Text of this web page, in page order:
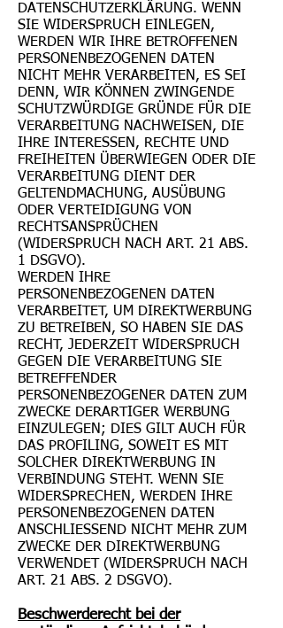
DATENSCHUTZERKLÄRUNG. WENN
SIE WIDERSPRUCH EINLEGEN,
WERDEN WIR IHRE BETROFFENEN
PERSONENBEZOGENEN DATEN
NICHT MEHR VERARBEITEN, ES SEI
DENN, WIR KÖNNEN ZWINGENDE
SCHUTZWÜRDIGE GRÜNDE FÜR DIE
VERARBEITUNG NACHWEISEN, DIE
IHRE INTERESSEN, RECHTE UND
FREIHEITEN ÜBERWIEGEN ODER DIE
VERARBEITUNG DIENT DER
GELTENDMACHUNG, AUSÜBUNG
ODER VERTEIDIGUNG VON
RECHTSANSPRÜCHEN
(WIDERSPRUCH NACH ART. 21 ABS.
1 DSGVO).
WERDEN IHRE
PERSONENBEZOGENEN DATEN
VERARBEITET, UM DIREKTWERBUNG
ZU BETREIBEN, SO HABEN SIE DAS
RECHT, JEDERZEIT WIDERSPRUCH
GEGEN DIE VERARBEITUNG SIE
BETREFFENDER
PERSONENBEZOGENER DATEN ZUM
ZWECKE DERARTIGER WERBUNG
EINZULEGEN; DIES GILT AUCH FÜR
DAS PROFILING, SOWEIT ES MIT
SOLCHER DIREKTWERBUNG IN
VERBINDUNG STEHT. WENN SIE
WIDERSPRECHEN, WERDEN IHRE
PERSONENBEZOGENEN DATEN
ANSCHLIESSEND NICHT MEHR ZUM
ZWECKE DER DIREKTWERBUNG
VERWENDET (WIDERSPRUCH NACH
ART. 21 ABS. 2 DSGVO).
Beschwerderecht bei der